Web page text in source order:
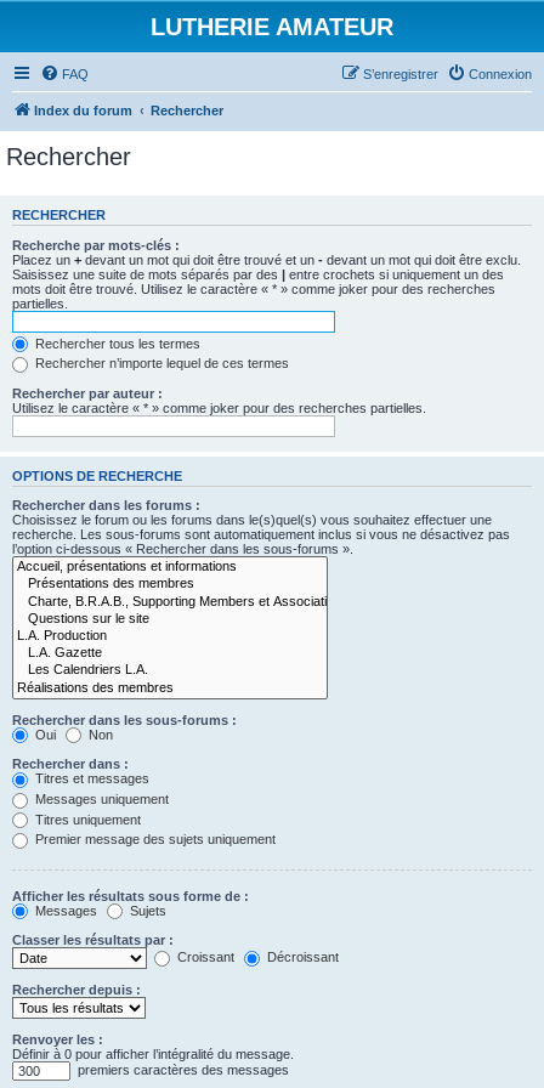
LUTHERIE AMATEUR
FAQ Connexion
S’enregistrer
Index du forum Rechercher
Rechercher
RECHERCHER
Recherche par mots-clés :
Placez un + devant un mot qui doit être trouvé et un - devant un mot qui doit être exclu.
Saisissez une suite de mots séparés par des | entre crochets si uniquement un des
mots doit être trouvé. Utilisez le caractère « * » comme joker pour des recherches
partielles.
Rechercher tous les termes
Rechercher n’importe lequel de ces termes
Rechercher par auteur :
Utilisez le caractère « * » comme joker pour des recherches partielles.
OPTIONS DE RECHERCHE
Rechercher dans les forums :
Choisissez le forum ou les forums dans le(s)quel(s) vous souhaitez effectuer une
recherche. Les sous-forums sont automatiquement inclus si vous ne désactivez pas
l’option ci-dessous « Rechercher dans les sous-forums ».
Rechercher dans les sous-forums :
Oui
Non
Rechercher dans :
Titres et messages
Messages uniquement
Titres uniquement
Premier message des sujets uniquement
Afficher les résultats sous forme de :
Messages
Sujets
Classer les résultats par :
Croissant
Décroissant
Rechercher depuis :
Renvoyer les :
Définir à 0 pour afficher l’intégralité du message.
premiers caractères des messages